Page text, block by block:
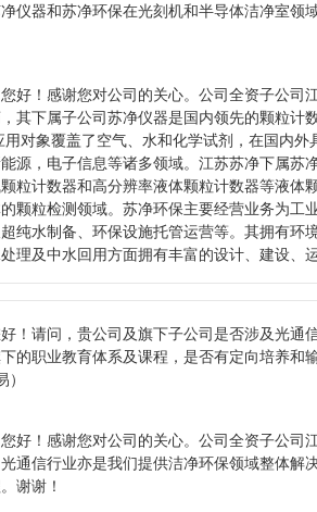
仪器和苏净环保在光刻机和半导体洁净室领
好！感谢您对公司的关心。公司全资子公司
其下属子公司苏净仪器是国内领先的颗粒计
用对象覆盖了空气、水和化学试剂，在国内
源，电子信息等诸多领域。江苏苏净下属苏
粒计数器和高分辨率液体颗粒计数器等液体
颗粒检测领域。苏净环保主要经营业务为工
纯水制备、环保设施托管运营等。其拥有环
理及中水回用方面拥有丰富的设计、建设、
！请问，贵公司及旗下子公司是否涉及光通
的职业教育体系及课程，是否有定向培养和
好！感谢您对公司的关心。公司全资子公司
通信行业亦是我们提供洁净环保领域整体解
谢谢！